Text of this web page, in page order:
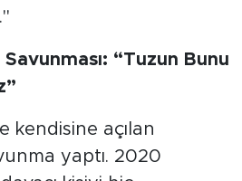
Savunması: “Tuzun Bunu
kendisine açılan
yaptı. 2020